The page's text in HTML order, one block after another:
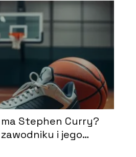
Stephen Curry?
i jego